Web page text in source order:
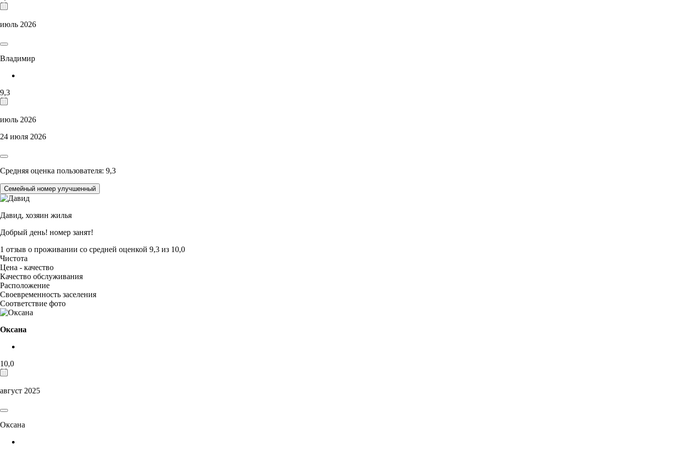
июль 2026
Владимир
9,3
июль 2026
24 июля 2026
Средняя оценка пользователя: 9,3
Семейный номер улучшенный
Давид, хозяин жилья
Добрый день! номер занят!
1 отзыв о проживании со средней оценкой 9,3 из 10,0
Чистота
Цена - качество
Качество обслуживания
Расположение
Своевременность заселения
Соответствие фото
Оксана
10,0
август 2025
Оксана